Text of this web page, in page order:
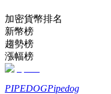
成為跟單交易員
加密貨幣排名
新幣榜
趨勢榜
漲幅榜
PIPEDOGPipedog